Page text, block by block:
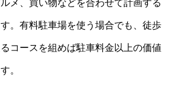
メ、買い物などを合わせて計画する
。有料駐車場を使う場合でも、徒歩
コースを組めば駐車料金以上の価値
。